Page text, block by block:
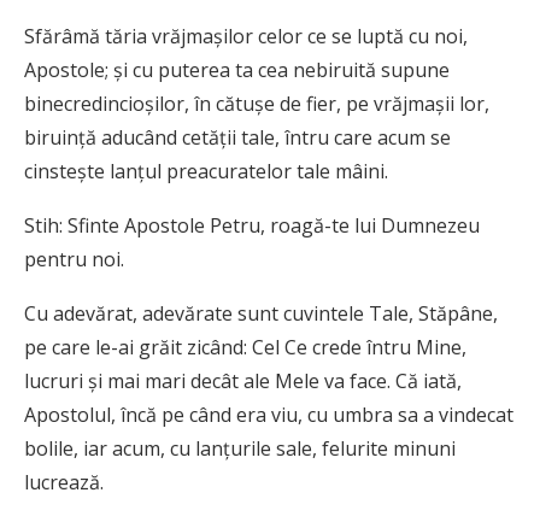
Sfărâmă tăria vrăjmaşilor celor ce se luptă cu noi,
Apostole; şi cu puterea ta cea nebiruită supune
binecredincioşilor, în cătuşe de fier, pe vrăjmaşii lor,
biruinţă aducând cetăţii tale, întru care acum se
cinsteşte lanţul preacuratelor tale mâini.
Stih: Sfinte Apostole Petru, roagă-te lui Dumnezeu
pentru noi.
Cu adevărat, adevărate sunt cuvintele Tale, Stăpâne,
pe care le-ai grăit zicând: Cel Ce crede întru Mine,
lucruri şi mai mari decât ale Mele va face. Că iată,
Apostolul, încă pe când era viu, cu umbra sa a vindecat
bolile, iar acum, cu lanţurile sale, felurite minuni
lucrează.